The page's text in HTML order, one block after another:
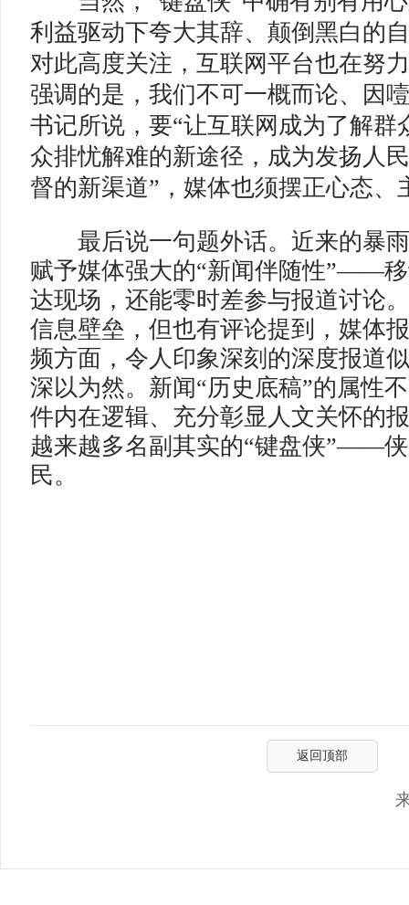
利益驱动下夸大其辞、颠倒黑白的
对此高度关注，互联网平台也在努
强调的是，我们不可一概而论、因
书记所说，要“让互联网成为了解群
众排忧解难的新途径，成为发扬人
督的新渠道”，媒体也须摆正心态、
最后说一句题外话。近来的暴雨
赋予媒体强大的“新闻伴随性”——
达现场，还能零时差参与报道讨论
信息壁垒，但也有评论提到，媒体
频方面，令人印象深刻的深度报道
深以为然。新闻“历史底稿”的属性
件内在逻辑、充分彰显人文关怀的
越来越多名副其实的“键盘侠”——
民。
返回顶部